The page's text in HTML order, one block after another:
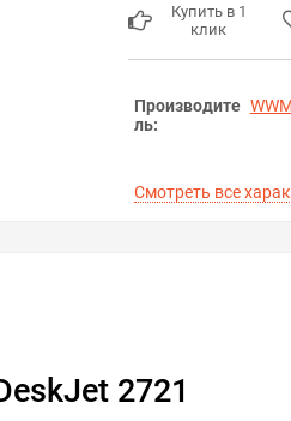
Купить в 1
клик
Производите
ль:
WWM
Смотреть все
2721